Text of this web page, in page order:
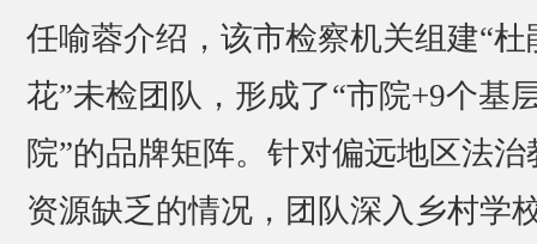
任喻蓉介绍，该市检察机关组建“杜
花”未检团队，形成了“市院+9个基
院”的品牌矩阵。针对偏远地区法治
资源缺乏的情况，团队深入乡村学